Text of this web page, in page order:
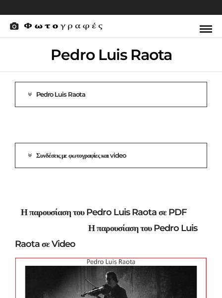
Pedro Luis Raota
Pedro Luis Raota
Συνδέσεις με φωτογραφίες και video
Η παρουσίαση του Pedro Luis Raota σε PDF
Η παρουσίαση του Pedro Luis
Raota σε Video